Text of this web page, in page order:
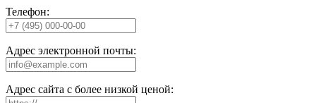
Телефон:
Адрес электронной почты:
Адрес сайта с более низкой ценой: